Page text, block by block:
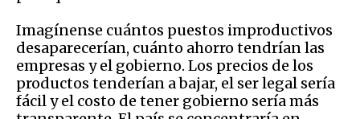
Imagínense cuántos puestos improductivos
desaparecerían, cuánto ahorro tendrían las
empresas y el gobierno. Los precios de los
productos tenderían a bajar, el ser legal sería
fácil y el costo de tener gobierno sería más